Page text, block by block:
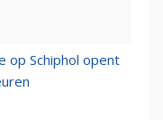
op Schiphol opent